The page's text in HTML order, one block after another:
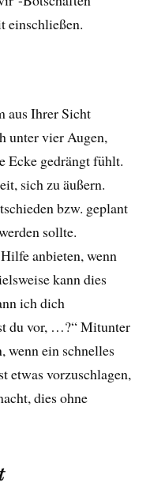
einschließen.
aus Ihrer Sicht
unter vier Augen,
Ecke gedrängt fühlt.
sich zu äußern.
bzw. geplant
sollte.
anbieten, wenn
kann dies
ich dich
du vor, …?“ Mitunter
wenn ein schnelles
etwas vorzuschlagen,
dies ohne